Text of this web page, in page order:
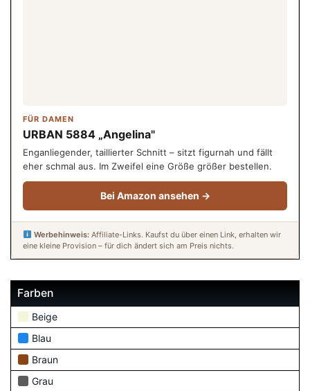
FÜR DAMEN
URBAN 5884 „Angelina"
Enganliegender, taillierter Schnitt – sitzt figurnah und fällt
eher schmal aus. Im Zweifel eine Größe größer bestellen.
Bei Amazon ansehen →
Werbehinweis:Affiliate-Links. Kaufst du über einen Link, erhalten wir
eine kleine Provision – für dich ändert sich am Preis nichts.
Farben
Beige
Blau
Braun
Grau